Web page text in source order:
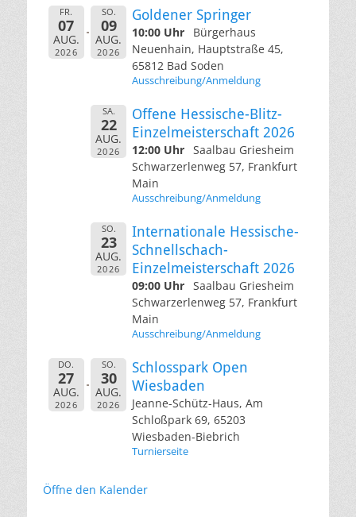
FR.
07
AUG.
2026
SO.
09
AUG.
2026
Goldener Springer
10:00 Uhr
Bürgerhaus
Neuenhain, Hauptstraße 45,
65812 Bad Soden
Ausschreibung/Anmeldung
SA.
22
AUG.
2026
Offene Hessische-Blitz-
Einzelmeisterschaft 2026
12:00 Uhr Saalbau Griesheim
Schwarzerlenweg 57, Frankfurt
Main
Ausschreibung/Anmeldung
SO.
23
AUG.
2026
Internationale Hessische-
Schnellschach-
Einzelmeisterschaft 2026
09:00 Uhr Saalbau Griesheim
Schwarzerlenweg 57, Frankfurt
Main
Ausschreibung/Anmeldung
DO.
27
AUG.
2026
SO.
30
AUG.
2026
Schlosspark Open
Wiesbaden
Jeanne-Schütz-Haus, Am
Schloßpark 69, 65203
Wiesbaden-Biebrich
Turnierseite
Öffne den Kalender